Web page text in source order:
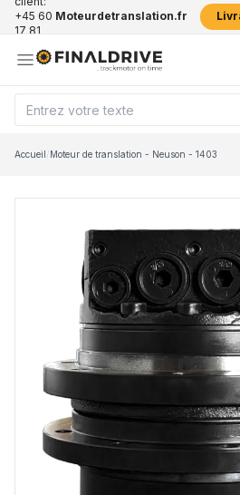
+45 60
17 81
Moteurdetranslation.fr
Accueil/Moteur de translation - Neuson - 1403